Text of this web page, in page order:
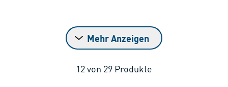
Mehr Anzeigen
12von 29 Produkte